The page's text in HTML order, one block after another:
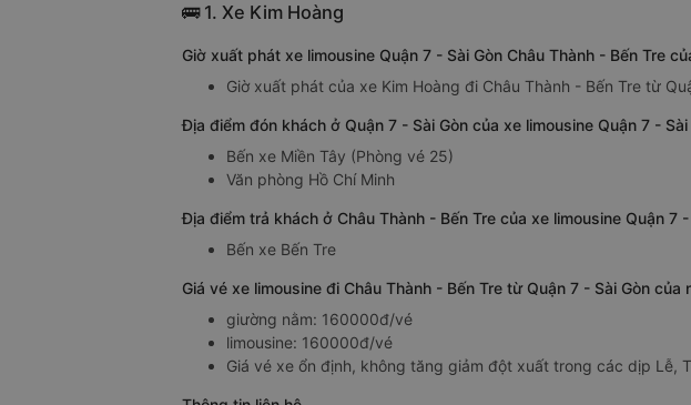
🚌 1. Xe Kim Hoàng
Giờ xuất phát xe limousine Quận 7 - Sài Gòn Châu Thành - Bến Tre
Giờ xuất phát của xe Kim Hoàng đi Châu Thành - Bến Tre từ
Địa điểm đón khách ở Quận 7 - Sài Gòn của xe limousine Quận 7 -
Bến xe Miền Tây (Phòng vé 25)
Văn phòng Hồ Chí Minh
Địa điểm trả khách ở Châu Thành - Bến Tre của xe limousine Quận 7
Bến xe Bến Tre
Giá vé xe limousine đi Châu Thành - Bến Tre từ Quận 7 - Sài Gòn của
giường nằm: 160000đ/vé
limousine: 160000đ/vé
Giá vé xe ổn định, không tăng giảm đột xuất trong các dịp Lễ,